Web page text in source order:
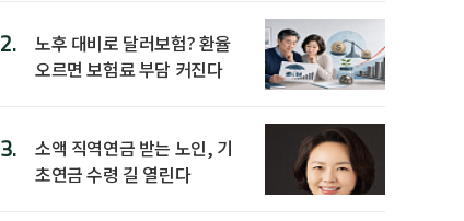
2.
노후 대비로 달러보험? 환율
오르면 보험료 부담 커진다
3.
소액 직역연금 받는 노인, 기
초연금 수령 길 열린다